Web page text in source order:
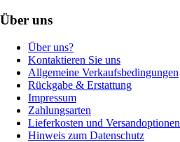
Über uns
Über uns?
Kontaktieren Sie uns
Allgemeine Verkaufsbedingungen
Rückgabe & Erstattung
Impressum
Zahlungsarten
Lieferkosten und Versandoptionen
Hinweis zum Datenschutz